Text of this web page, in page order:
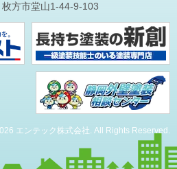
方市堂山1-44-9-103
エンテック株式会社. All Rights Reserved.